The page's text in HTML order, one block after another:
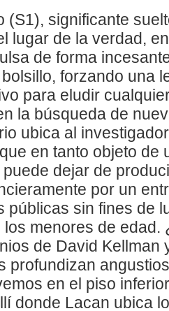
(S1), significante
lugar de la verdad,
de forma
forzando una
para eludir
la búsqueda de
ubica al
en tanto objeto de
dejar de
por un
públicas sin fines de
menores de edad.
de David Kellman
profundizan
en el piso
donde Lacan ubica